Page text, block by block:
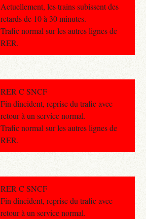
Actuellement, les trains subissent des
retards de 10 à 30 minutes.
Trafic normal sur les autres lignes de
RER.
RER C SNCF
Fin dincident, reprise du trafic avec
retour à un service normal.
Trafic normal sur les autres lignes de
RER.
RER C SNCF
Fin dincident, reprise du trafic avec
retour à un service normal.